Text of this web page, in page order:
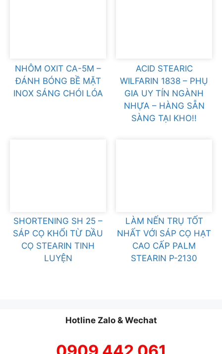
NHÔM OXIT CA-5M –
ĐÁNH BÓNG BỀ MẶT
INOX SÁNG CHÓI LÓA
ACID STEARIC
WILFARIN 1838 – PHỤ
GIA UY TÍN NGÀNH
NHỰA – HÀNG SẴN
SÀNG TẠI KHO!!
SHORTENING SH 25 –
SÁP CỌ KHỐI TỪ DẦU
CỌ STEARIN TINH
LUYỆN
LÀM NẾN TRỤ TỐT
NHẤT VỚI SÁP CỌ HẠT
CAO CẤP PALM
STEARIN P-2130
Hotline Zalo & Wechat